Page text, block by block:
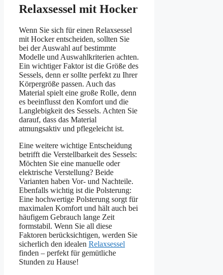
Relaxsessel mit Hocker
Wenn Sie sich für einen Relaxsessel
mit Hocker entscheiden, sollten Sie
bei der Auswahl auf bestimmte
Modelle und Auswahlkriterien achten.
Ein wichtiger Faktor ist die Größe des
Sessels, denn er sollte perfekt zu Ihrer
Körpergröße passen. Auch das
Material spielt eine große Rolle, denn
es beeinflusst den Komfort und die
Langlebigkeit des Sessels. Achten Sie
darauf, dass das Material
atmungsaktiv und pflegeleicht ist.
Eine weitere wichtige Entscheidung
betrifft die Verstellbarkeit des Sessels:
Möchten Sie eine manuelle oder
elektrische Verstellung? Beide
Varianten haben Vor- und Nachteile.
Ebenfalls wichtig ist die Polsterung:
Eine hochwertige Polsterung sorgt für
maximalen Komfort und hält auch bei
häufigem Gebrauch lange Zeit
formstabil. Wenn Sie all diese
Faktoren berücksichtigen, werden Sie
sicherlich den idealen Relaxsessel
finden – perfekt für gemütliche
Stunden zu Hause!